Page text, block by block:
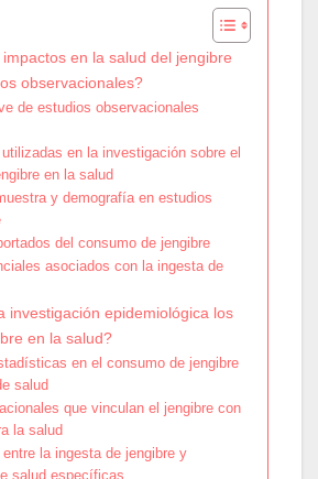
en la salud del jengibre
observacionales?
de estudios observacionales
en la investigación sobre el
en la salud
y demografía en estudios
del consumo de jengibre
asociados con la ingesta de
investigación epidemiológica los
en la salud?
en el consumo de jengibre
salud
que vinculan el jengibre con
la salud
la ingesta de jengibre y
salud específicas